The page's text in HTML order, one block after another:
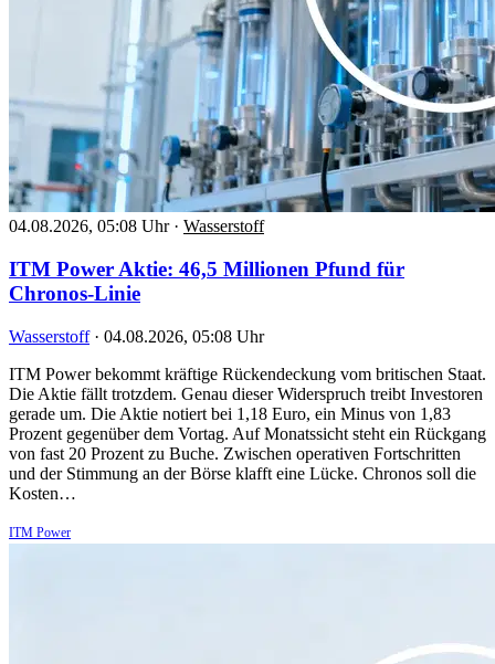
04.08.2026, 05:08 Uhr · Wasserstoff
ITM Power Aktie: 46,5 Millionen Pfund für
Chronos-Linie
Wasserstoff · 04.08.2026, 05:08 Uhr
ITM Power bekommt kräftige Rückendeckung vom britischen Staat.
Die Aktie fällt trotzdem. Genau dieser Widerspruch treibt Investoren
gerade um. Die Aktie notiert bei 1,18 Euro, ein Minus von 1,83
Prozent gegenüber dem Vortag. Auf Monatssicht steht ein Rückgang
von fast 20 Prozent zu Buche. Zwischen operativen Fortschritten
und der Stimmung an der Börse klafft eine Lücke. Chronos soll die
Kosten…
ITM Power